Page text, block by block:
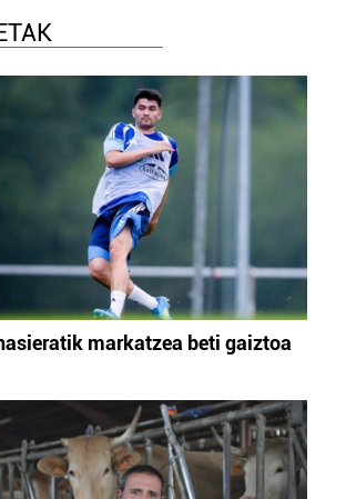
markatzea beti gaiztoa